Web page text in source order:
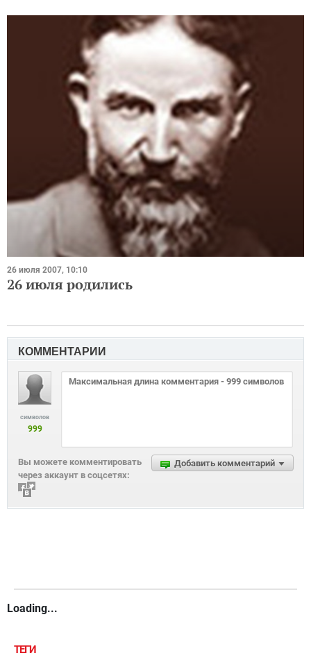
26 июля 2007, 10:10
26 июля родились
КОММЕНТАРИИ
символов
999
Добавить комментарий
Вы можете комментировать
через аккаунт в соцсетях:
Loading...
ТЕГИ